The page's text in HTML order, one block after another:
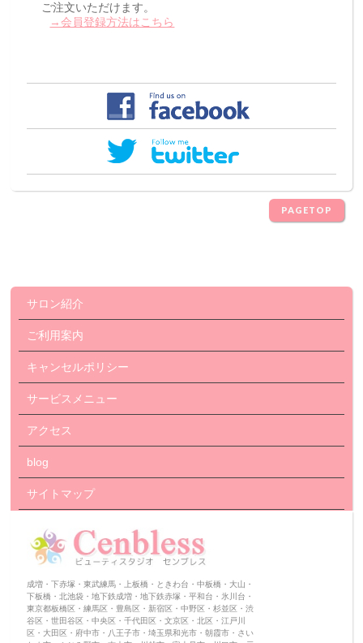
ご注文いただけます。
→会員登録方法はこちら
PAGETOP
サロン紹介
ご利用案内
キャンセルポリシー
サービスメニュー
アクセス
blog
サイトマップ
成増・下赤塚・東武練馬・上板橋・ときわ台・中板橋・大山・
下板橋・北池袋・地下鉄成増・地下鉄赤塚・平和台・氷川台・
東京都板橋区・練馬区・豊島区・新宿区・中野区・杉並区・渋
谷区・世田谷区・中央区・千代田区・文京区・北区・江戸川
区・大田区・府中市・八王子市・埼玉県和光市・朝霞市・さい